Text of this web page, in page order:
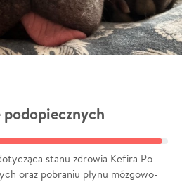
podopiecznych
stanu zdrowia Kefira Po
oraz pobraniu płynu mózgowo-